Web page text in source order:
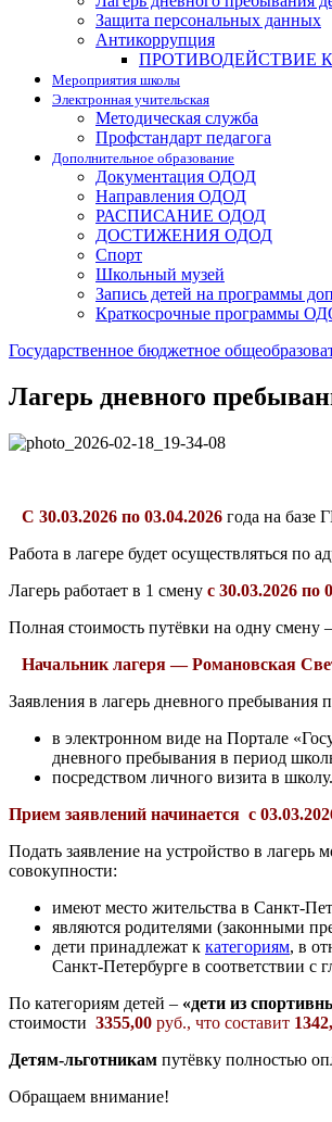
Защита персональных данных
Антикоррупция
ПРОТИВОДЕЙСТВИЕ
Мероприятия школы
Электронная учительская
Методическая служба
Профстандарт педагога
Дополнительное образование
Документация ОДОД
Направления ОДОД
РАСПИСАНИЕ ОДОД
ДОСТИЖЕНИЯ ОДОД
Спорт
Школьный музей
Запись детей на программы
Краткосрочные программы
Государственное бюджетное
Лагерь дневного
С 30.03.2026 по 03.04.2026 года на базе
Работа в лагере будет осуществляться
Лагерь работает в 1 смену с 30.03.2026 по
Полная стоимость путёвки на одну смену –
Начальник лагеря — Романовская
Заявления в лагерь дневного пребывания
в электронном виде на Портале
дневного пребывания в период
посредством личного визита в школу.
Прием заявлений начинается с
Подать заявление на устройство в
совокупности:
имеют место жительства в Санкт-
являются родителями (законными
дети принадлежат к категориям, в
Санкт-Петербурге в соответствии с
По категориям детей – «дети из
стоимости 3355,00 руб., что составит
Детям-льготникам путёвку полностью
Обращаем внимание!